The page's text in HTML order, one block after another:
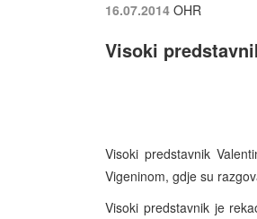
16.07.2014 OHR
Visoki
Visoki predstavnik
Vigeninom, gdje su
Visoki predstavnik je